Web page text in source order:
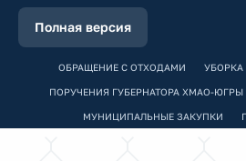
Полная версия
ОБРАЩЕНИЕ С ОТХОДАМИ УБОРКА
ПОРУЧЕНИЯ ГУБЕРНАТОРА ХМАО-ЮГРЫ
МУНИЦИПАЛЬНЫЕ ЗАКУПКИ